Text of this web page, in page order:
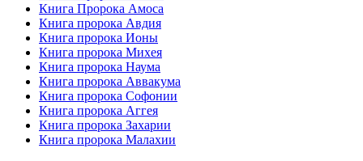
Книга Пророка Амоса
Книга пророка Авдия
Книга пророка Ионы
Книга пророка Михея
Книга пророка Наума
Книга пророка Аввакума
Книга пророка Софонии
Книга пророка Аггея
Книга пророка Захарии
Книга пророка Малахии